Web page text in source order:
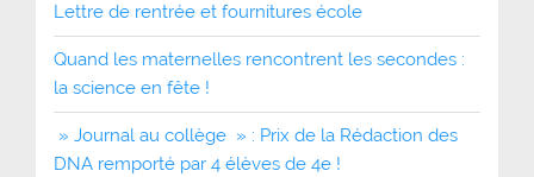
Lettre de rentrée et fournitures école
Quand les maternelles rencontrent les secondes :
la science en fête !
» Journal au collège » : Prix de la Rédaction des
DNA remporté par 4 élèves de 4e !